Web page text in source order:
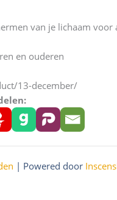
van je lichaam voor
en ouderen
13-december/
| Powered door